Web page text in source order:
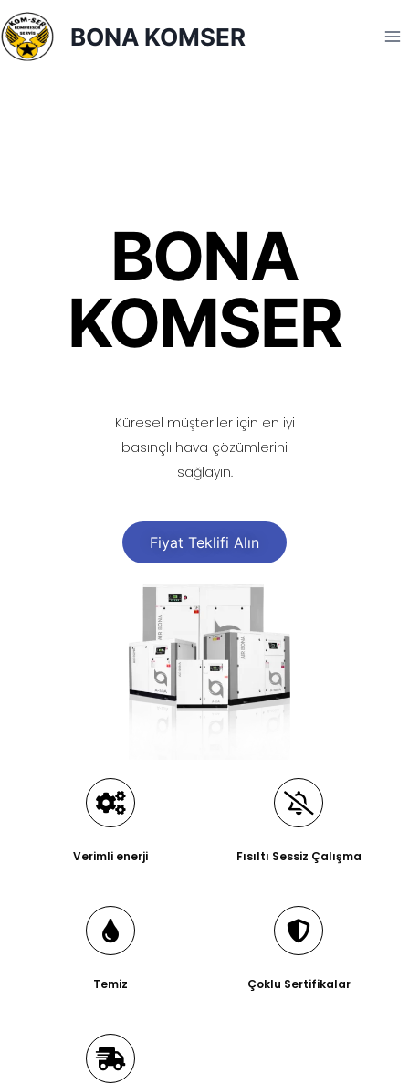
BONA KOMSER
BONA
KOMSER
Küresel müşteriler için en iyi
basınçlı hava çözümlerini
sağlayın.
Fiyat Teklifi Alın
Verimli enerji Fısıltı Sessiz Çalışma
Temiz Çoklu Sertifikalar